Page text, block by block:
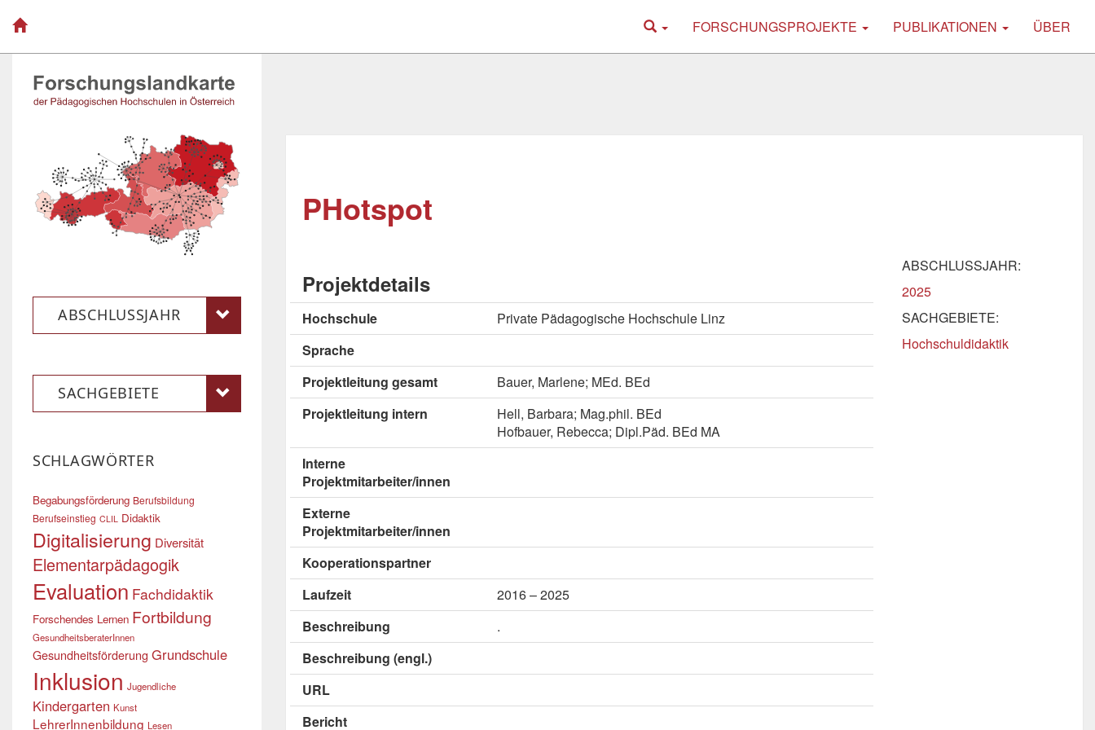
FORSCHUNGSPROJEKTE PUBLIKATIONEN ÜBER
PHotspot
Projektdetails
Hochschule
Private Pädagogische Hochschule Linz
Sprache
Projektleitung gesamt
Bauer, Marlene; MEd. BEd
Projektleitung intern
Hell, Barbara; Mag.phil. BEd
Hofbauer, Rebecca; Dipl.Päd. BEd MA
Interne
Projektmitarbeiter/innen
Externe
Projektmitarbeiter/innen
Kooperationspartner
Laufzeit
2016 – 2025
Beschreibung
.
Beschreibung (engl.)
URL
Bericht
ABSCHLUSSJAHR:
2025
SACHGEBIETE:
Hochschuldidaktik
ABSCHLUSSJAHR
SACHGEBIETE
SCHLAGWÖRTER
Begabungsförderung Berufsbildung
Berufseinstieg CLIL Didaktik
Digitalisierung Diversität
Elementarpädagogik
Evaluation Fachdidaktik
Forschendes Lernen Fortbildung
GesundheitsberaterInnen
Gesundheitsförderung Grundschule
Inklusion Jugendliche
Kindergarten Kunst
LehrerInnenbildung Lesen